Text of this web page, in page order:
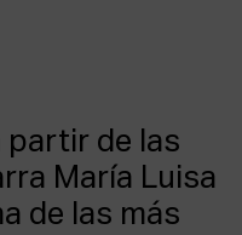
partir de las
María Luisa
de las más